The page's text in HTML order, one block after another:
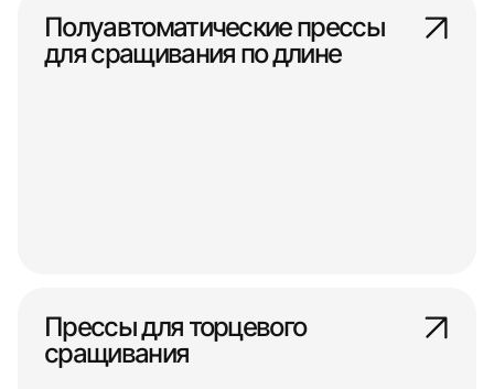
Полуавтоматические прессы
для сращивания по длине
Прессы для торцевого
сращивания